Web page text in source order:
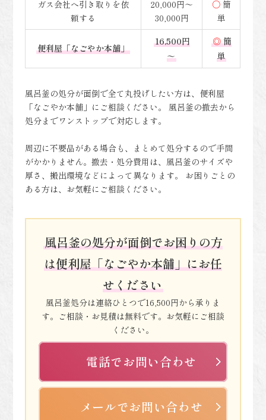
ガス会社へ引き取りを依
頼する
20,000円～
30,000円
○簡
単
便利屋「なごやか本舗」
16,500円
～
◎簡
単
風呂釜の処分が面倒で全て丸投げしたい方は、便利屋
「なごやか本舗」にご相談ください。 風呂釜の撤去から
処分までワンストップで対応します。
周辺に不要品がある場合も、まとめて処分するので手間
がかかりません。撤去・処分費用は、風呂釜のサイズや
厚さ、搬出環境などによって異なります。 お困りごとの
ある方は、お気軽にご相談ください。
風呂釜の処分が面倒でお困りの方
は便利屋「なごやか本舗」にお任
せください
風呂釜処分は連絡ひとつで16,500円から承りま
す。ご相談・お見積は無料です。お気軽にご相談
ください。
電話でお問い合わせ
メールでお問い合わせ